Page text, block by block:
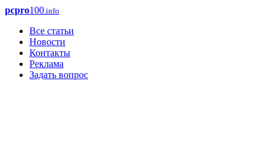
pcpro100.info
Все статьи
Новости
Контакты
Реклама
Задать вопрос